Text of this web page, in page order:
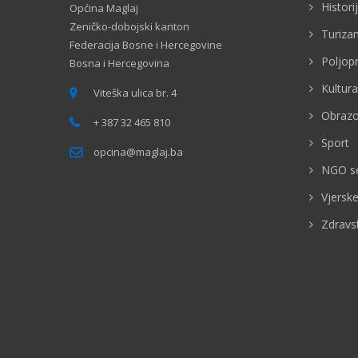
Općina Maglaj
Zeničko-dobojski kanton
Federacija Bosne i Hercegovine
Bosna i Hercegovina
Viteška ulica br. 4
+ 387 32 465 810
opcina@maglaj.ba
Kultura
Sport
NGO